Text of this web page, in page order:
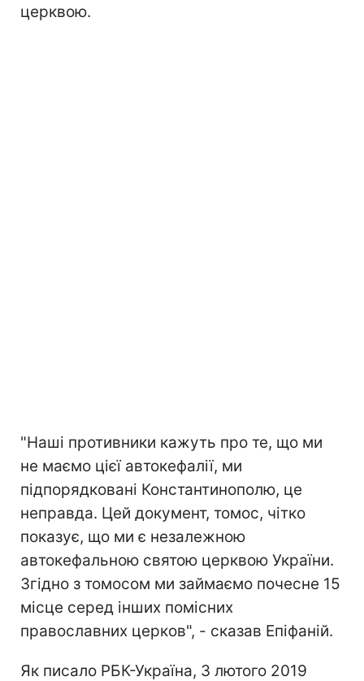
церквою.
"Наші противники кажуть про те, що ми
не маємо цієї автокефалії, ми
підпорядковані Константинополю, це
неправда. Цей документ, томос, чітко
показує, що ми є незалежною
автокефальною святою церквою України.
Згідно з томосом ми займаємо почесне 15
місце серед інших помісних
православних церков", - сказав Епіфаній.
Як писало РБК-Україна, 3 лютого 2019